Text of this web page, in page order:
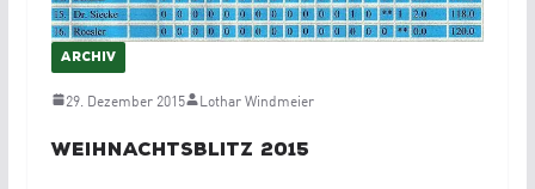
ARCHIV
29. Dezember 2015 Lothar Windmeier
Weihnachtsblitz 2015